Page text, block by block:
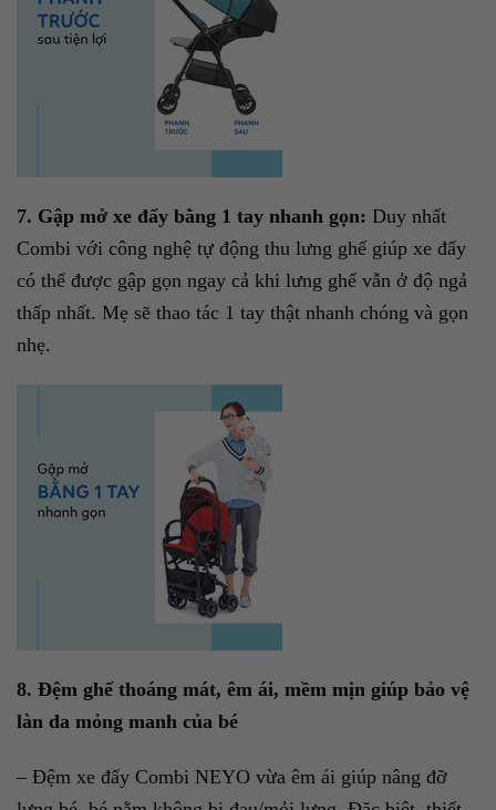
7. Gập mở xe đẩy bằng 1 tay nhanh gọn: Duy nhất
Combi với công nghệ tự động thu lưng ghế giúp xe đẩy
có thể được gập gọn ngay cả khi lưng ghế vẫn ở độ ngả
thấp nhất. Mẹ sẽ thao tác 1 tay thật nhanh chóng và gọn
nhẹ.
8. Đệm ghế thoáng mát, êm ái, mềm mịn giúp bảo vệ
làn da mỏng manh của bé
– Đệm xe đẩy Combi NEYO vừa êm ái giúp nâng đỡ